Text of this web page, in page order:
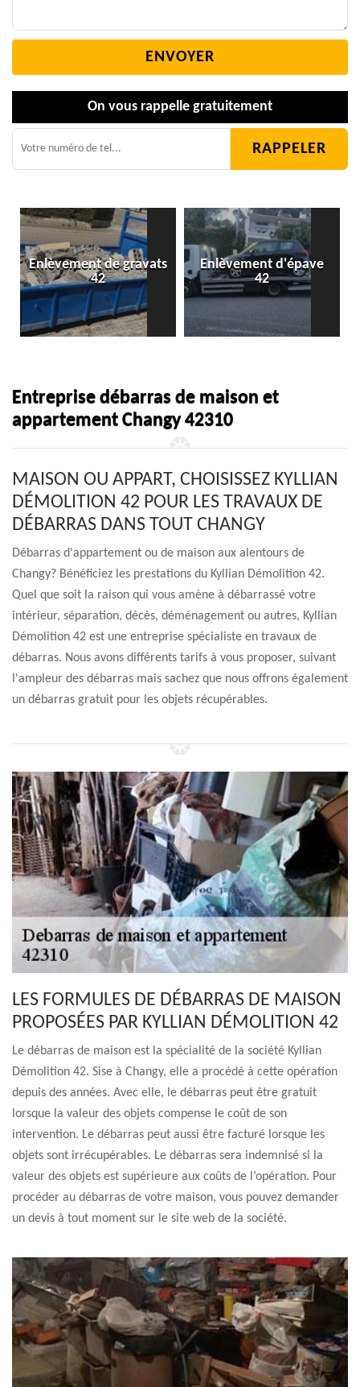
On vous rappelle gratuitement
Enlèvement de gravats
42
Enlèvement d'épave
42
Entreprise débarras de maison et
appartement Changy 42310
MAISON OU APPART, CHOISISSEZ KYLLIAN
DÉMOLITION 42 POUR LES TRAVAUX DE
DÉBARRAS DANS TOUT CHANGY
Débarras d'appartement ou de maison aux alentours de
Changy? Bénéficiez les prestations du Kyllian Démolition 42.
Quel que soit la raison qui vous amène à débarrassé votre
intérieur, séparation, décès, déménagement ou autres, Kyllian
Démolition 42 est une entreprise spécialiste en travaux de
débarras. Nous avons différents tarifs à vous proposer, suivant
l'ampleur des débarras mais sachez que nous offrons également
un débarras gratuit pour les objets récupérables.
LES FORMULES DE DÉBARRAS DE MAISON
PROPOSÉES PAR KYLLIAN DÉMOLITION 42
Le débarras de maison est la spécialité de la société Kyllian
Démolition 42. Sise à Changy, elle a procédé à cette opération
depuis des années. Avec elle, le débarras peut être gratuit
lorsque la valeur des objets compense le coût de son
intervention. Le débarras peut aussi être facturé lorsque les
objets sont irrécupérables. Le débarras sera indemnisé si la
valeur des objets est supérieure aux coûts de l’opération. Pour
procéder au débarras de votre maison, vous pouvez demander
un devis à tout moment sur le site web de la société.